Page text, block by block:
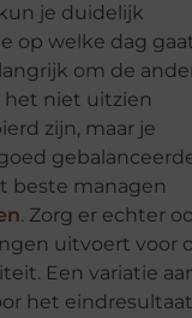
je duidelijk
op welke dag
om de
het niet uitzien
zijn, maar je
beste managen
. Zorg er echter
uitvoert voor
Een variatie
het